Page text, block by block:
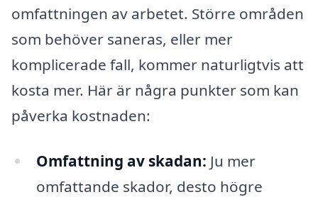
omfattningen av arbetet. Större områden
som behöver saneras, eller mer
komplicerade fall, kommer naturligtvis att
kosta mer. Här är några punkter som kan
påverka kostnaden:
Omfattning av skadan: Ju mer
omfattande skador, desto högre